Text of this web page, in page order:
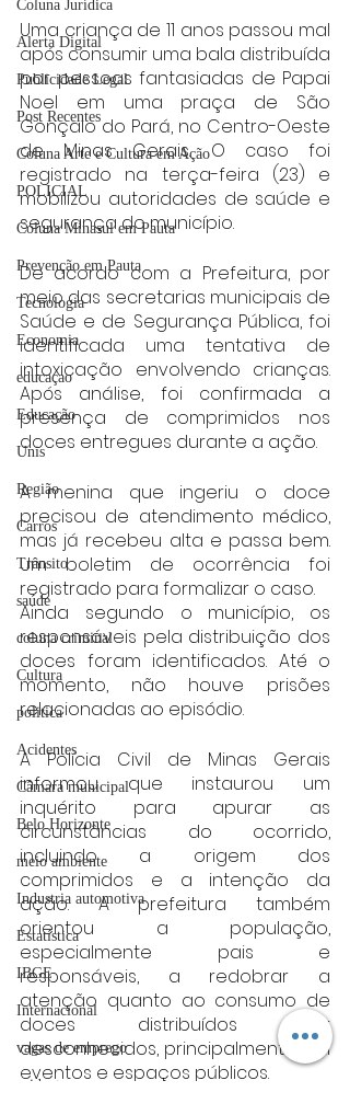
Coluna Jurídica
Alerta Digital
Publicidade Legal
Post Recentes
Coluna Arte e Cultura em Ação
POLICIAL
Coluna Minasul em Pauta
Prevenção em Pauta
Tecnologia
Economia
educaçao
Educação
Unis
Região
Carros
Trânsito
saúde
coluna criminal
Cultura
politica
Acidentes
Câmara municipal
Belo Horizonte
meio ambiente
Industria automotiva
Estatística
IBGE
Internacional
vagas de emprego
acidentes
Uma criança de 11 anos passou mal
após consumir uma bala distribuída
por pessoas fantasiadas de Papai
Noel em uma praça de São
Gonçalo do Pará, no Centro-Oeste
de Minas Gerais. O caso foi
registrado na terça-feira (23) e
mobilizou autoridades de saúde e
segurança do município.
De acordo com a Prefeitura, por
meio das secretarias municipais de
Saúde e de Segurança Pública, foi
identificada uma tentativa de
intoxicação envolvendo crianças.
Após análise, foi confirmada a
presença de comprimidos nos
doces entregues durante a ação.
A menina que ingeriu o doce
precisou de atendimento médico,
mas já recebeu alta e passa bem.
Um boletim de ocorrência foi
registrado para formalizar o caso.
Ainda segundo o município, os
responsáveis pela distribuição dos
doces foram identificados. Até o
momento, não houve prisões
relacionadas ao episódio.
A Polícia Civil de Minas Gerais
informou que instaurou um
inquérito para apurar as
circunstâncias do ocorrido,
incluindo a origem dos
comprimidos e a intenção da
ação. A prefeitura também
orientou a população,
especialmente pais e
responsáveis, a redobrar a
atenção quanto ao consumo de
doces distribuídos por
desconhecidos, principalmente em
eventos e espaços públicos.